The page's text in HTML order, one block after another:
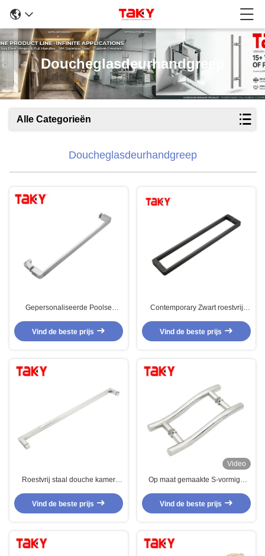
Doucheglasdeurhandgreep
Alle Categorieën
Doucheglasdeurhandgreep
Gepersonaliseerde Poolse
deurgreep roestvrij staal glazen
deur trekgreep
Vind de beste prijs
Contemporary Zwart roestvrij
Glas douche handvat
Vind de beste prijs
Roestvrij staal douche kamer
gepolijst glazen schuifdeur
handvat
Vind de beste prijs
Video
Op maat gemaakte S-vormige
achteren glazen schuifdeur
trekhandgreep
Vind de beste prijs